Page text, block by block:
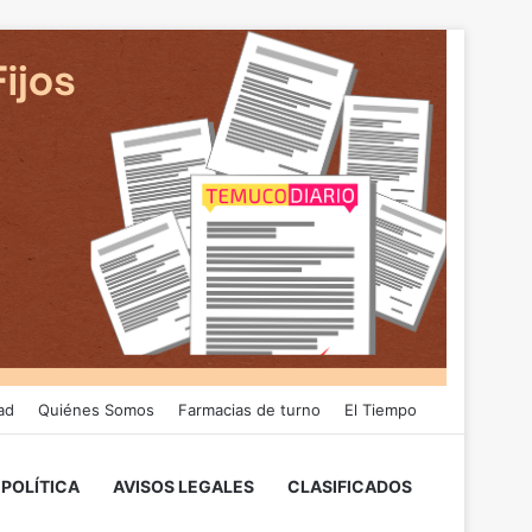
Quiénes Somos Farmacias de turno El Tiempo
POLÍTICA AVISOS LEGALES CLASIFICADOS